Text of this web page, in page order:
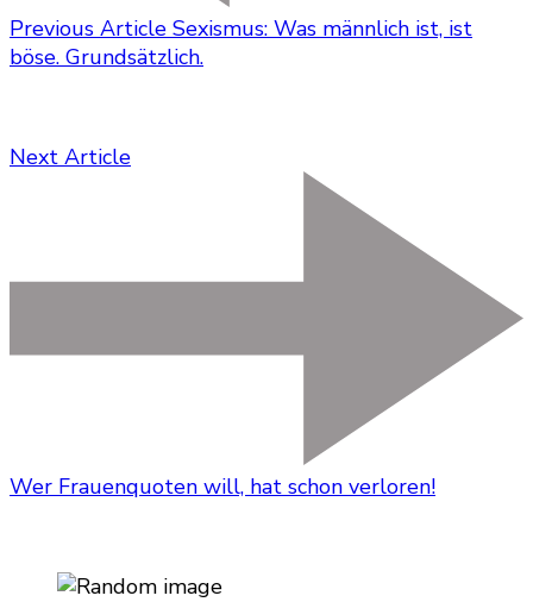
Previous Article Sexismus: Was männlich ist, ist
böse. Grundsätzlich.
Next Article
Wer Frauenquoten will, hat schon verloren!